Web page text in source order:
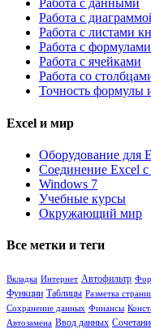
Работа с данными
Работа с
Работа с листами
Работа с формулами
Работа с ячейками
Работа со
Точность формулы
Excel и мир
Оборудование для
Соединение Excel
Windows 7
Учебные курсы
Окружающий мир
Все метки и теги
Вкладка Интернет Автофильтр
Функции Таблицы Разметка
Сохранение данных Финансы
Автозамена Ввод данных